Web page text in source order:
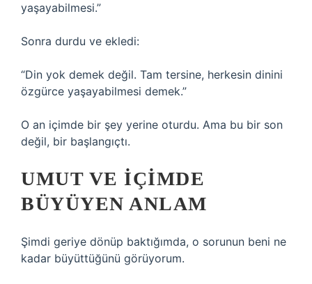
yaşayabilmesi.”
Sonra durdu ve ekledi:
“Din yok demek değil. Tam tersine, herkesin dinini
özgürce yaşayabilmesi demek.”
O an içimde bir şey yerine oturdu. Ama bu bir son
değil, bir başlangıçtı.
UMUT VE İÇIMDE
BÜYÜYEN ANLAM
Şimdi geriye dönüp baktığımda, o sorunun beni ne
kadar büyüttüğünü görüyorum.